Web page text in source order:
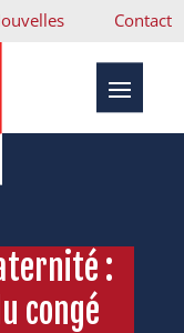
Contact
:
congé